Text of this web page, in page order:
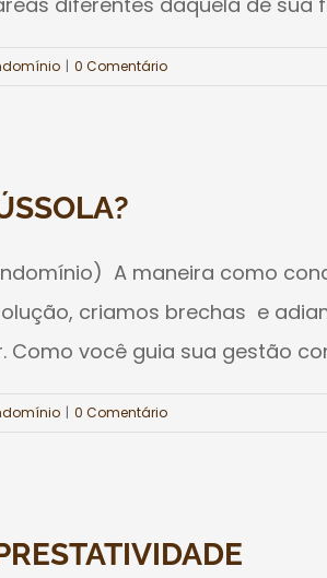
| 0 Comentário
A maneira como
criamos brechas e
você guia sua gestão
| 0 Comentário